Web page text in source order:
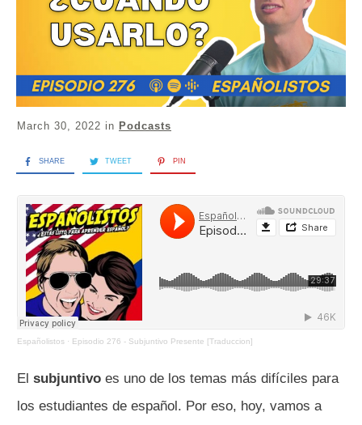
March 30, 2022 in Podcasts
SHARE TWEET PIN
Españolistos · Episodio 276 - Subjuntivo Presente [Traduccion]
El subjuntivo es uno de los temas más difíciles para
los estudiantes de español. Por eso, hoy, vamos a